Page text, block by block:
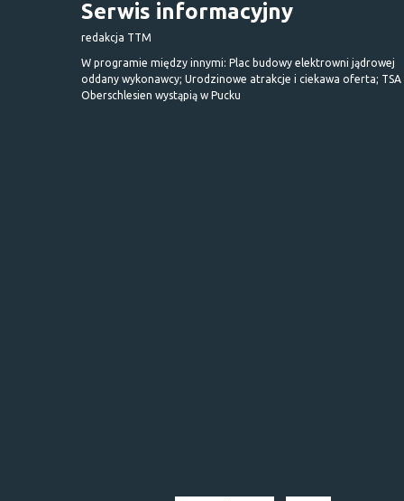
Serwis informacyjny
redakcja TTM
W programie między innymi: Plac budowy elektrowni jądrowej
oddany wykonawcy; Urodzinowe atrakcje i ciekawa oferta; TSA
Oberschlesien wystąpią w Pucku